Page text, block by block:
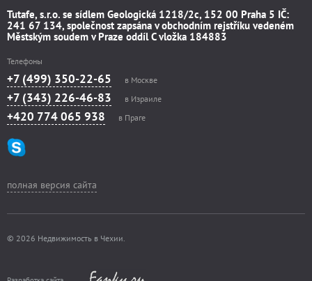
Tutafe, s.r.o. se sídlem Geologická 1218/2c, 152 00 Praha 5 IČ:
241 67 134, společnost zapsána v obchodním rejstříku vedeném
Městským soudem v Praze oddíl C vložka 184883
Телефоны
+7 (499) 350-22-65 в Москве
+7 (343) 226-46-83 в Израиле
+420 774 065 938 в Праге
полная версия сайта
© 2026 Недвижимость в Чехии.